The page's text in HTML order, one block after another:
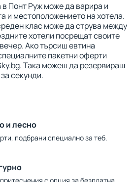
Понт Руж може да варира и
и местоположението на хотела.
клас може да струва между
хотели посрещат своите
Ако търсиш евтина
пакетни оферти
Така можеш да резервираш
секунди.
и лесно
подбрани специално за теб.